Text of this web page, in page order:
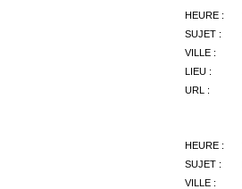
HEURE :
SUJET :
VILLE :
LIEU :
URL :
HEURE :
SUJET :
VILLE :